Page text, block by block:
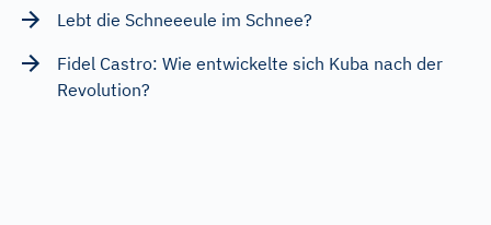
Lebt die Schneeeule im Schnee?
Fidel Castro: Wie entwickelte sich Kuba nach der
Revolution?